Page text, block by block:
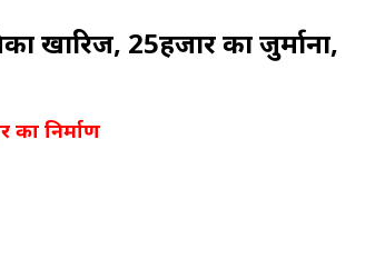
खारिज, 25हजार का जुर्माना,
का निर्माण